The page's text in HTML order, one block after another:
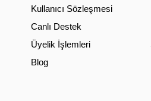
Kullanıcı Sözleşmesi
Canlı Destek
Üyelik İşlemleri
Blog